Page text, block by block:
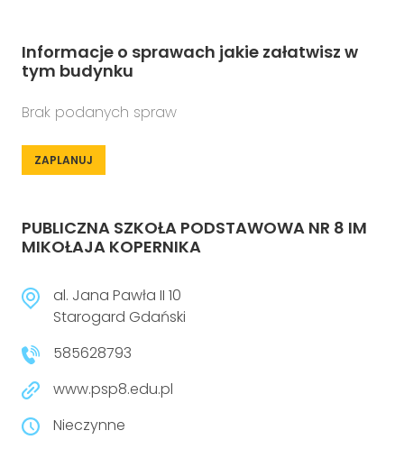
Informacje o sprawach jakie załatwisz w
tym budynku
Brak podanych spraw
ZAPLANUJ
PUBLICZNA SZKOŁA PODSTAWOWA NR 8 IM
MIKOŁAJA KOPERNIKA
al. Jana Pawła II 10
Starogard Gdański
585628793
www.psp8.edu.pl
Nieczynne